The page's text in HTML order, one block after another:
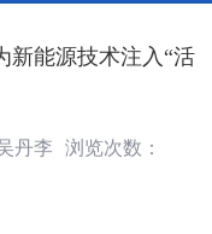
新能源技术注入“活
丹李
浏览次数：